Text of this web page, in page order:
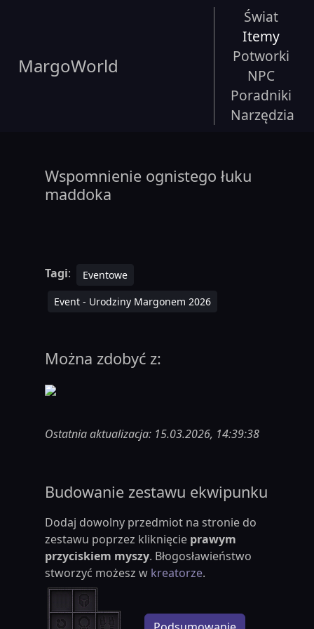
MargoWorld
Świat
Itemy
Potworki
NPC
Poradniki
Narzędzia
Wspomnienie ognistego łuku
maddoka
Tagi:
Eventowe
Event - Urodziny Margonem 2026
Można zdobyć z:
Ostatnia aktualizacja: 15.03.2026, 14:39:38
Budowanie zestawu ekwipunku
Dodaj dowolny przedmiot na stronie do
zestawu poprzez kliknięcie prawym
przyciskiem myszy. Błogosławieństwo
stworzyć możesz w kreatorze.